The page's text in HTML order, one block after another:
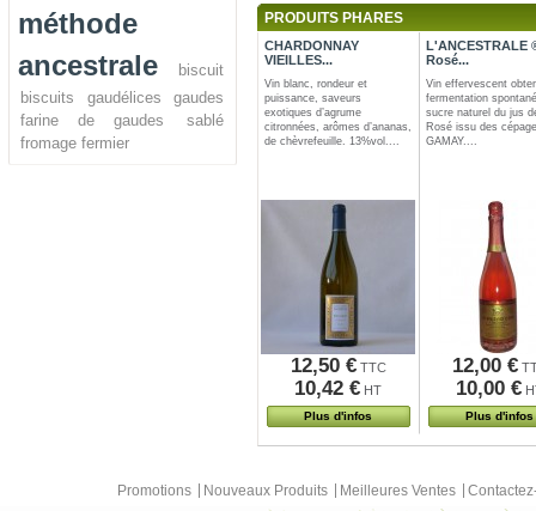
méthode
ancestrale
biscuit
biscuits
gaudélices
gaudes
farine de gaudes
sablé
fromage fermier
PRODUITS PHARES
CHARDONNAY
VIEILLES...
Vin blanc, rondeur et
puissance, saveurs
exotiques d’agrume
citronnées, arômes d’ananas,
de chèvrefeuille. 13%vol....
12,50 €TTC
10,42 € HT
Plus d'infos
L'ANCESTRALE
Rosé...
Vin effervescent
fermentation
sucre naturel du jus
Rosé issu des
GAMAY....
12,00 €
10,00 €
Plus d'infos
Promotions Nouveaux Produits Meilleures Ventes